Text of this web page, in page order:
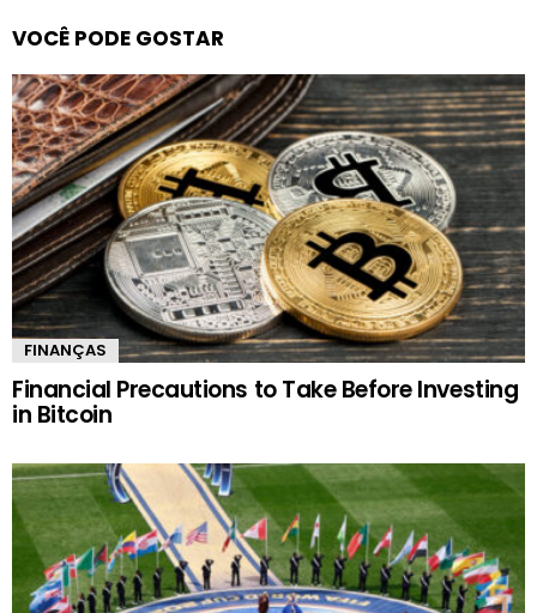
VOCÊ PODE GOSTAR
FINANÇAS
Financial Precautions to Take Before Investing
in Bitcoin